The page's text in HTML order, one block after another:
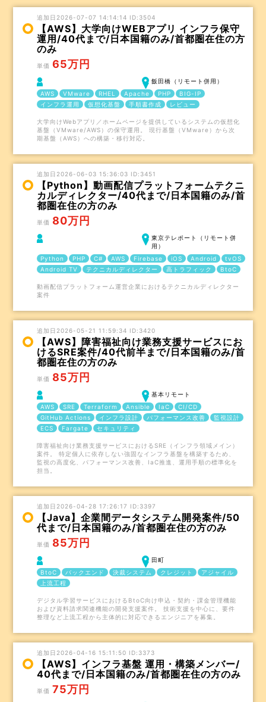
追加日2026-07-07 14:14:14 ID:3504
【AWS】大学向けWEBアプリ インフラ保守
運用/40代まで/日本国籍のみ/首都圏在住の方
のみ
単価 65万円
飯田橋（リモート併用）
AWS
VMware RHEL Apache PHP
BIG-IP
インフラ運用
仮想化基盤 手順書作成 レビュー
大学向けWebアプリ／ホームページを提供しているシステムの仮想化
基盤（VMware/AWS）の保守運用。 現行基盤（VMware）から次
期基盤（AWS）への構築・移行対応。
追加日2026-06-03 15:36:03 ID:3451
【Python】動画配信プラットフォームテクニ
カルディレクター/40代まで/日本国籍のみ/首
都圏在住の方のみ
単価 80万円
東京テレポート（リモート併
用）
Python
PHP C# AWS Firebase iOS Android
tvOS
Android TV
テクニカルディレクター 高トラフィック BtoC
動画配信プラットフォーム運営企業におけるテクニカルディレクター
案件
追加日2026-05-21 11:59:34 ID:3420
【AWS】障害福祉向け業務支援サービスにお
けるSRE案件/40代前半まで/日本国籍のみ/首
都圏在住の方のみ
単価 85万円
基本リモート
AWS
SRE Terraform Ansible IaC
CI/CD
GitHub Actions
インフラ設計 パフォーマンス改善
監視設計
ECS
Fargate セキュリティ
障害福祉向け業務支援サービスにおけるSRE（インフラ領域メイン）
案件。 特定個人に依存しない強固なインフラ基盤を構築するため、
監視の高度化、パフォーマンス改善、IaC推進、運用手順の標準化を
担当。
追加日2026-04-28 17:26:17 ID:3397
【Java】企業間データシステム開発案件/50
代まで/日本国籍のみ/首都圏在住の方のみ
単価 85万円
田町
BtoC
バックエンド 決裁システム クレジット
アジャイル
上流工程
デジタル学習サービスにおけるBtoC向け申込・契約・課金管理機能
および資料請求関連機能の開発支援案件。 技術支援を中心に、要件
整理など上流工程から主体的に対応できるエンジニアを募集。
追加日2026-04-16 15:11:50 ID:3373
【AWS】インフラ基盤 運用・構築メンバー/
40代まで/日本国籍のみ/首都圏在住の方のみ
単価 75万円